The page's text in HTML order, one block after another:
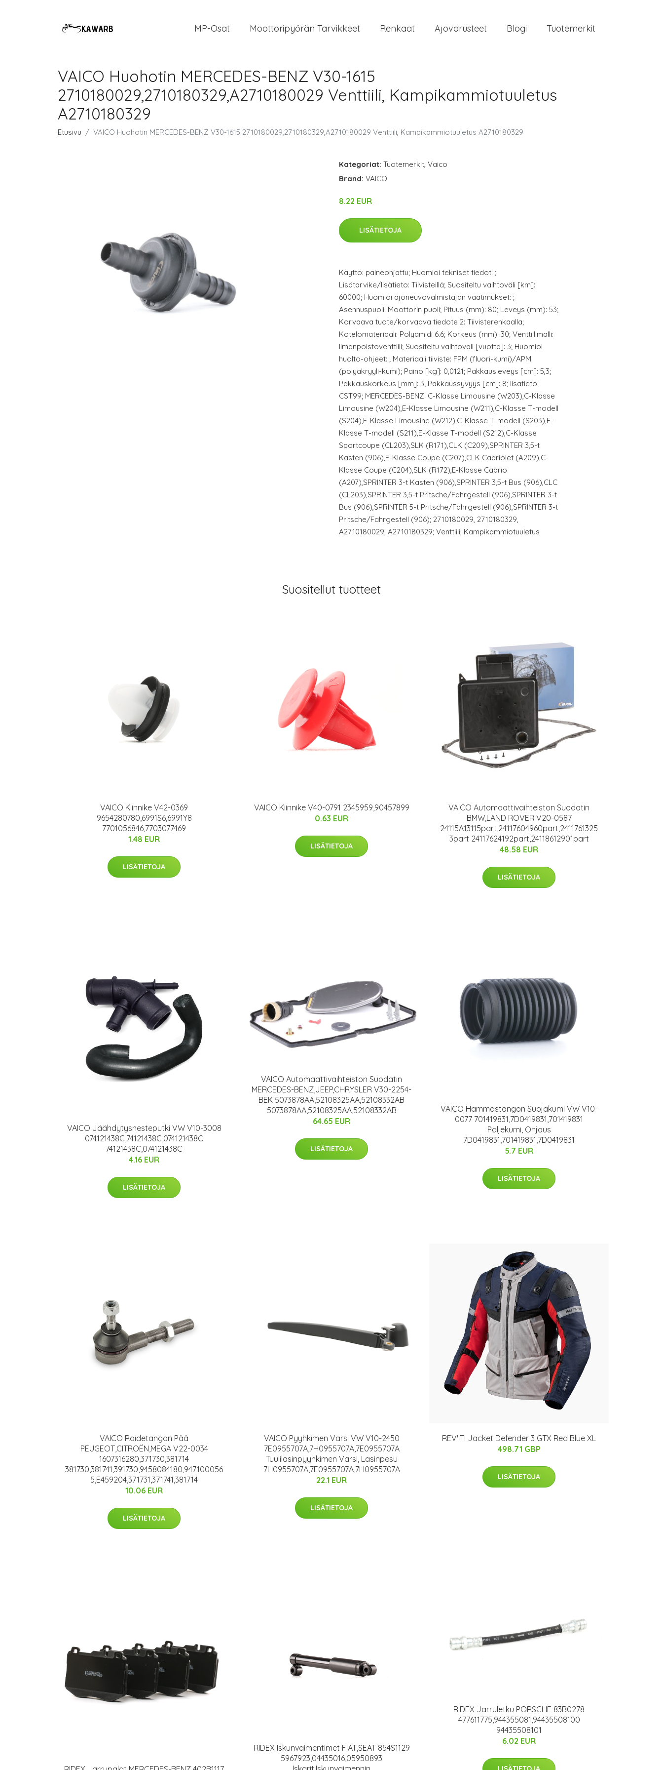
MP-Osat Moottoripyörän Tarvikkeet Renkaat Ajovarusteet Blogi Tuotemerkit
VAICO Huohotin MERCEDES-BENZ V30-1615
2710180029,2710180329,A2710180029 Venttiili, Kampikammiotuuletus
A2710180329
Etusivu VAICO Huohotin MERCEDES-BENZ V30-1615 2710180029,2710180329,A2710180029 Venttiili, Kampikammiotuuletus A2710180329
Kategoriat: Tuotemerkit, Vaico
Brand: VAICO
8.22 EUR
LISÄTIETOJA
Käyttö: paineohjattu; Huomioi tekniset tiedot: ;
Lisätarvike/lisätieto: Tiivisteillä; Suositeltu vaihtoväli [km]:
60000; Huomioi ajoneuvovalmistajan vaatimukset: ;
Asennuspuoli: Moottorin puoli; Pituus (mm): 80; Leveys (mm): 53;
Korvaava tuote/korvaava tiedote 2: Tiivisterenkaalla;
Kotelomateriaali: Polyamidi 6.6; Korkeus (mm): 30; Venttiilimalli:
Ilmanpoistoventtiili; Suositeltu vaihtoväli [vuotta]: 3; Huomioi
huolto-ohjeet: ; Materiaali tiiviste: FPM (fluori-kumi)/APM
(polyakryyli-kumi); Paino [kg]: 0,0121; Pakkausleveys [cm]: 5,3;
Pakkauskorkeus [mm]: 3; Pakkaussyvyys [cm]: 8; lisätieto:
CST99; MERCEDES-BENZ: C-Klasse Limousine (W203),C-Klasse
Limousine (W204),E-Klasse Limousine (W211),C-Klasse T-modell
(S204),E-Klasse Limousine (W212),C-Klasse T-modell (S203),E-
Klasse T-modell (S211),E-Klasse T-modell (S212),C-Klasse
Sportcoupe (CL203),SLK (R171),CLK (C209),SPRINTER 3,5-t
Kasten (906),E-Klasse Coupe (C207),CLK Cabriolet (A209),C-
Klasse Coupe (C204),SLK (R172),E-Klasse Cabrio
(A207),SPRINTER 3-t Kasten (906),SPRINTER 3,5-t Bus (906),CLC
(CL203),SPRINTER 3,5-t Pritsche/Fahrgestell (906),SPRINTER 3-t
Bus (906),SPRINTER 5-t Pritsche/Fahrgestell (906),SPRINTER 3-t
Pritsche/Fahrgestell (906); 2710180029, 2710180329,
A2710180029, A2710180329; Venttiili, Kampikammiotuuletus
Suositellut tuotteet
VAICO Kiinnike V42-0369
9654280780,6991S6,6991Y8
7701056846,7703077469
1.48 EUR
LISÄTIETOJA
VAICO Kiinnike V40-0791 2345959,90457899
0.63 EUR
LISÄTIETOJA
VAICO Automaattivaihteiston Suodatin
BMW,LAND ROVER V20-0587
24115A13115part,24117604960part,2411761325
3part 24117624192part,24118612901part
48.58 EUR
LISÄTIETOJA
VAICO Jäähdytysnesteputki VW V10-3008
074121438C,74121438C,074121438C
74121438C,074121438C
4.16 EUR
LISÄTIETOJA
VAICO Automaattivaihteiston Suodatin
MERCEDES-BENZ,JEEP,CHRYSLER V30-2254-
BEK 5073878AA,52108325AA,52108332AB
5073878AA,52108325AA,52108332AB
64.65 EUR
LISÄTIETOJA
VAICO Hammastangon Suojakumi VW V10-
0077 701419831,7D0419831,701419831
Paljekumi, Ohjaus
7D0419831,701419831,7D0419831
5.7 EUR
LISÄTIETOJA
VAICO Raidetangon Pää
PEUGEOT,CITROËN,MEGA V22-0034
1607316280,371730,381714
381730,381741,391730,9458084180,947100056
5,E459204,371731,371741,381714
10.06 EUR
LISÄTIETOJA
VAICO Pyyhkimen Varsi VW V10-2450
7E0955707A,7H0955707A,7E0955707A
Tuulilasinpyyhkimen Varsi, Lasinpesu
7H0955707A,7E0955707A,7H0955707A
22.1 EUR
LISÄTIETOJA
REV'IT! Jacket Defender 3 GTX Red Blue XL
498.71 GBP
LISÄTIETOJA
RIDEX Iskunvaimentimet FIAT,SEAT 854S1129
5967923,04435016,05950893
RIDEX Jarruletku PORSCHE 83B0278
477611775,944355081,94435508100
94435508101
6.02 EUR